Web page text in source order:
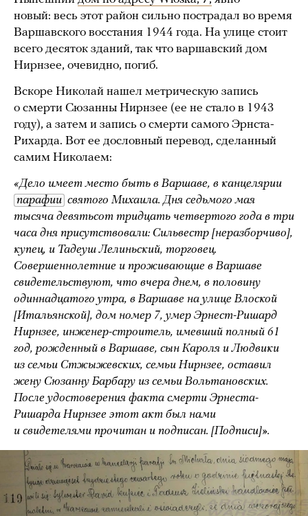
новый: весь этот район сильно пострадал во время
Варшавского восстания 1944 года. На улице стоит
всего десяток зданий, так что варшавский дом
Нирнзее, очевидно, погиб.
Вскоре Николай нашел метрическую запись
о смерти Сюзанны Нирнзее (ее не стало в 1943
году), а затем и запись о смерти самого Эрнста-
Рихарда. Вот ее дословный перевод, сделанный
самим Николаем:
«Дело имеет место быть в Варшаве, в канцелярии
парафии святого Михаила. Дня седьмого мая
тысяча девятьсот тридцать четвертого года в три
часа дня присутствовали: Сильвестр [неразборчиво],
купец, и Тадеуш Лелиньский, торговец.
Совершеннолетние и проживающие в Варшаве
свидетельствуют, что вчера днем, в половину
одиннадцатого утра, в Варшаве на улице Влоской
[Итальянской], дом номер 7, умер Эрнест-Ришард
Нирнзее, инженер-строитель, имевший полный 61
год, рожденный в Варшаве, сын Кароля и Людвики
из семьи Стжыжевских, семьи Нирнзее, оставил
жену Сюзанну Барбару из семьи Вольтановских.
После удостоверения факта смерти Эрнеста-
Ришарда Нирнзее этот акт был нами
и свидетелями прочитан и подписан. [Подписи]».